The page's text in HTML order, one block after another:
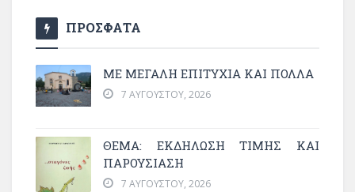
ΠΡΟΣΦΑΤΑ
ΜΕ ΜΕΓΆΛΗ ΕΠΙΤΥΧΊΑ ΚΑΙ ΠΟΛΛΆ
7 ΑΥΓΟΎΣΤΟΥ, 2026
ΘΈΜΑ: ΕΚΔΉΛΩΣΗ ΤΙΜΉΣ ΚΑΙ
ΠΑΡΟΥΣΊΑΣΗ
7 ΑΥΓΟΎΣΤΟΥ, 2026